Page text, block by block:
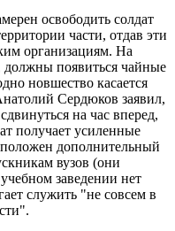
освободить солдат
части, отдав эти
организациям. На
должны появиться чайные
новшество касается
Сердюков заявил,
на час вперед,
получает усиленные
положен дополнительный
вузов (они
заведении нет
служить "не совсем в